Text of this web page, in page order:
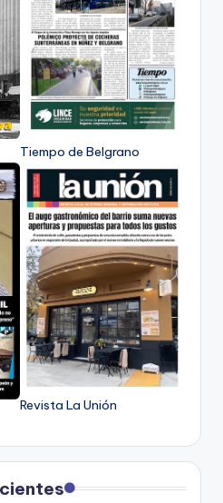
Tiempo de Belgrano
Revista La Unión